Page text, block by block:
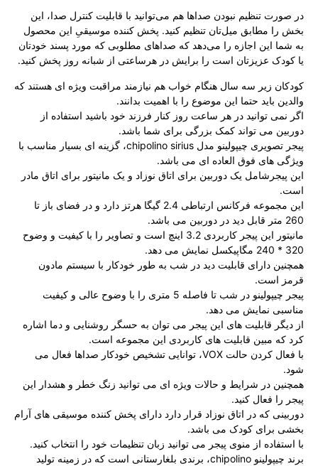
در صورت تنظیم نبودن صداها هم می‌توانید با قابلیت کنترل صدا، این
بخش را مطابق میل‌تان تنظیم کنید. پخش کننده موسیقیِ این محصول
به شما این اجازه را می‌دهد که صداهای مطلوبی که مورد پسند خودتان
یا کودک عزیزتان است را برایش در هرساعتی از شبانه‌ روز پخش کنید.
کودکان زیر سه سال هنگام خواب هم نیازمند مراقبت ویژه ای هستند که
والدین باید حتما این موضوع را با اهمیت بدانند.
اگر نمی توانید در هر ساعت روز کنار فرزند خود باشید استفاده از
دوربین می تواند کمک بزرگی برای شما باشد.
پیجر تصویری چیپولینو مدل chipolino sirius، گزینه ای بسیار مناسب با
ویژگی های فوق العاده ای می باشد.
این پیجرشامل یک دوربین برای اتاق نوزاد و یک مانیتور برای اتاق مادر
است.
این مجموعه فرکانس ارتباطی 2.4 گیگا هرتز دارد و در فضای باز تا
260 متر قابل دید در دوربین می باشد.
مانیتور این پیجر کاربردی 3.2 اینچ است و تصاویر را با کیفیت و وضوح
320 * 240 مگاپیکسل نمایش می دهد.
همچنین دارای قابلیت دید در شب به طور خودکار با سیستم مادون
قرمز است.
پیجر چیپولینو در شب تا فاصله 5 متری را با وضوح عالی و کیفیت
مناسبی نمایش می دهد.
از دیگر قابلیت های این پیجر می توان به حسگر روشنایی و دما اشاره
کرد که مبین قابلیت های کاربردی این مجموعه است.
با فعال کردن حالت VOX، توانایی تشخیص خودکار صداها فعال می
شود.
همچنین در شرایط و حالات ویژه ای می توانید زنگ خطر و هشدار این
پیجر را فعال کنید.
دوربینی که در اتاق نوزاد قرار دارد دارای پخش کننده موسیقی های آرام
بخشی برای کودک می باشد.
با استفاده از منوی پیجر می توانید زبان تنظیمات خود را انتخاب کنید.
برند چیپولینو chipolino، برندی بلغارستانی است که در زمینه تولید